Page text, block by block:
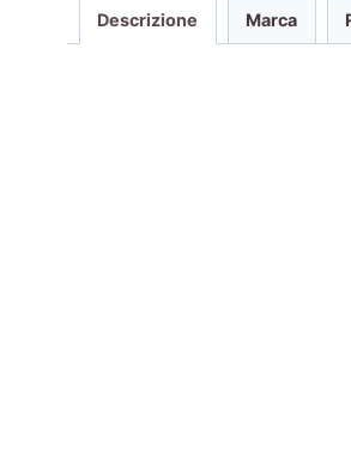
Descrizione Marca